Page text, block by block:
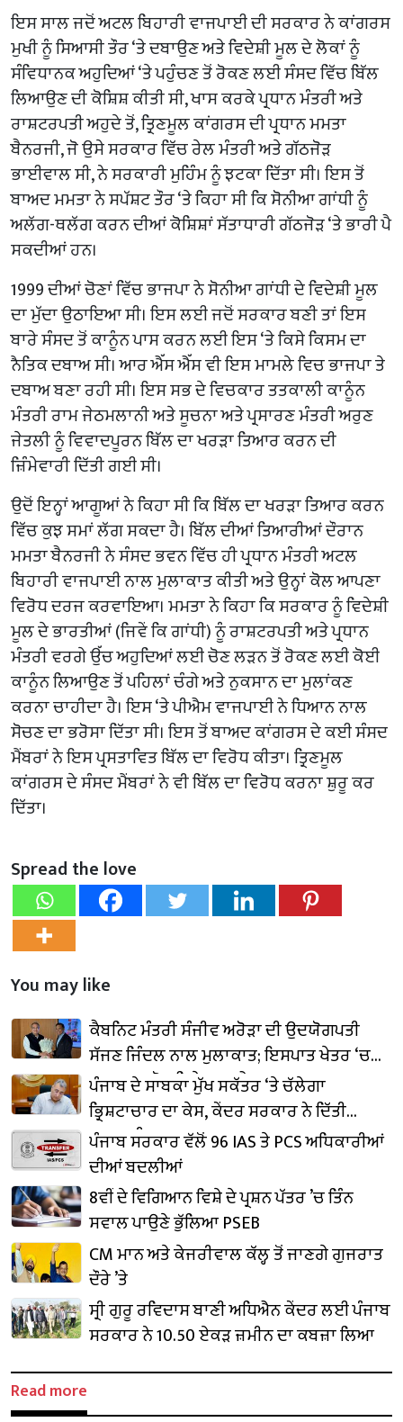
ਇਸ ਸਾਲ ਜਦੋਂ ਅਟਲ ਬਿਹਾਰੀ ਵਾਜਪਾਈ ਦੀ ਸਰਕਾਰ ਨੇ ਕਾਂਗਰਸ
ਮੁਖੀ ਨੂੰ ਸਿਆਸੀ ਤੌਰ ‘ਤੇ ਦਬਾਉਣ ਅਤੇ ਵਿਦੇਸ਼ੀ ਮੂਲ ਦੇ ਲੋਕਾਂ ਨੂੰ
ਸੰਵਿਧਾਨਕ ਅਹੁਦਿਆਂ ‘ਤੇ ਪਹੁੰਚਣ ਤੋਂ ਰੋਕਣ ਲਈ ਸੰਸਦ ਵਿੱਚ ਬਿੱਲ
ਲਿਆਉਣ ਦੀ ਕੋਸ਼ਿਸ਼ ਕੀਤੀ ਸੀ, ਖਾਸ ਕਰਕੇ ਪ੍ਰਧਾਨ ਮੰਤਰੀ ਅਤੇ
ਰਾਸ਼ਟਰਪਤੀ ਅਹੁਦੇ ਤੋਂ, ਤ੍ਰਿਣਮੂਲ ਕਾਂਗਰਸ ਦੀ ਪ੍ਰਧਾਨ ਮਮਤਾ
ਬੈਨਰਜੀ, ਜੋ ਉਸੇ ਸਰਕਾਰ ਵਿੱਚ ਰੇਲ ਮੰਤਰੀ ਅਤੇ ਗੱਠਜੋੜ
ਭਾਈਵਾਲ ਸੀ, ਨੇ ਸਰਕਾਰੀ ਮੁਹਿੰਮ ਨੂੰ ਝਟਕਾ ਦਿੱਤਾ ਸੀ। ਇਸ ਤੋਂ
ਬਾਅਦ ਮਮਤਾ ਨੇ ਸਪੱਸ਼ਟ ਤੌਰ ‘ਤੇ ਕਿਹਾ ਸੀ ਕਿ ਸੋਨੀਆ ਗਾਂਧੀ ਨੂੰ
ਅਲੱਗ-ਥਲੱਗ ਕਰਨ ਦੀਆਂ ਕੋਸ਼ਿਸ਼ਾਂ ਸੱਤਾਧਾਰੀ ਗੱਠਜੋੜ ‘ਤੇ ਭਾਰੀ ਪੈ
ਸਕਦੀਆਂ ਹਨ।
1999 ਦੀਆਂ ਚੋਣਾਂ ਵਿੱਚ ਭਾਜਪਾ ਨੇ ਸੋਨੀਆ ਗਾਂਧੀ ਦੇ ਵਿਦੇਸ਼ੀ ਮੂਲ
ਦਾ ਮੁੱਦਾ ਉਠਾਇਆ ਸੀ। ਇਸ ਲਈ ਜਦੋਂ ਸਰਕਾਰ ਬਣੀ ਤਾਂ ਇਸ
ਬਾਰੇ ਸੰਸਦ ਤੋਂ ਕਾਨੂੰਨ ਪਾਸ ਕਰਨ ਲਈ ਇਸ ‘ਤੇ ਕਿਸੇ ਕਿਸਮ ਦਾ
ਨੈਤਿਕ ਦਬਾਅ ਸੀ। ਆਰ ਐੱਸ ਐੱਸ ਵੀ ਇਸ ਮਾਮਲੇ ਵਿਚ ਭਾਜਪਾ ਤੇ
ਦਬਾਅ ਬਣਾ ਰਹੀ ਸੀ। ਇਸ ਸਭ ਦੇ ਵਿਚਕਾਰ ਤਤਕਾਲੀ ਕਾਨੂੰਨ
ਮੰਤਰੀ ਰਾਮ ਜੇਠਮਲਾਨੀ ਅਤੇ ਸੂਚਨਾ ਅਤੇ ਪ੍ਰਸਾਰਣ ਮੰਤਰੀ ਅਰੁਣ
ਜੇਤਲੀ ਨੂੰ ਵਿਵਾਦਪੂਰਨ ਬਿੱਲ ਦਾ ਖਰੜਾ ਤਿਆਰ ਕਰਨ ਦੀ
ਜ਼ਿੰਮੇਵਾਰੀ ਦਿੱਤੀ ਗਈ ਸੀ।
ਉਦੋਂ ਇਨ੍ਹਾਂ ਆਗੂਆਂ ਨੇ ਕਿਹਾ ਸੀ ਕਿ ਬਿੱਲ ਦਾ ਖਰੜਾ ਤਿਆਰ ਕਰਨ
ਵਿੱਚ ਕੁਝ ਸਮਾਂ ਲੱਗ ਸਕਦਾ ਹੈ। ਬਿੱਲ ਦੀਆਂ ਤਿਆਰੀਆਂ ਦੌਰਾਨ
ਮਮਤਾ ਬੈਨਰਜੀ ਨੇ ਸੰਸਦ ਭਵਨ ਵਿੱਚ ਹੀ ਪ੍ਰਧਾਨ ਮੰਤਰੀ ਅਟਲ
ਬਿਹਾਰੀ ਵਾਜਪਾਈ ਨਾਲ ਮੁਲਾਕਾਤ ਕੀਤੀ ਅਤੇ ਉਨ੍ਹਾਂ ਕੋਲ ਆਪਣਾ
ਵਿਰੋਧ ਦਰਜ ਕਰਵਾਇਆ। ਮਮਤਾ ਨੇ ਕਿਹਾ ਕਿ ਸਰਕਾਰ ਨੂੰ ਵਿਦੇਸ਼ੀ
ਮੂਲ ਦੇ ਭਾਰਤੀਆਂ (ਜਿਵੇਂ ਕਿ ਗਾਂਧੀ) ਨੂੰ ਰਾਸ਼ਟਰਪਤੀ ਅਤੇ ਪ੍ਰਧਾਨ
ਮੰਤਰੀ ਵਰਗੇ ਉੱਚ ਅਹੁਦਿਆਂ ਲਈ ਚੋਣ ਲੜਨ ਤੋਂ ਰੋਕਣ ਲਈ ਕੋਈ
ਕਾਨੂੰਨ ਲਿਆਉਣ ਤੋਂ ਪਹਿਲਾਂ ਚੰਗੇ ਅਤੇ ਨੁਕਸਾਨ ਦਾ ਮੁਲਾਂਕਣ
ਕਰਨਾ ਚਾਹੀਦਾ ਹੈ। ਇਸ ‘ਤੇ ਪੀਐਮ ਵਾਜਪਾਈ ਨੇ ਧਿਆਨ ਨਾਲ
ਸੋਚਣ ਦਾ ਭਰੋਸਾ ਦਿੱਤਾ ਸੀ। ਇਸ ਤੋਂ ਬਾਅਦ ਕਾਂਗਰਸ ਦੇ ਕਈ ਸੰਸਦ
ਮੈਂਬਰਾਂ ਨੇ ਇਸ ਪ੍ਰਸਤਾਵਿਤ ਬਿੱਲ ਦਾ ਵਿਰੋਧ ਕੀਤਾ। ਤ੍ਰਿਣਮੂਲ
ਕਾਂਗਰਸ ਦੇ ਸੰਸਦ ਮੈਂਬਰਾਂ ਨੇ ਵੀ ਬਿੱਲ ਦਾ ਵਿਰੋਧ ਕਰਨਾ ਸ਼ੁਰੂ ਕਰ
ਦਿੱਤਾ।
Spread the love
You may like
ਕੈਬਨਿਟ ਮੰਤਰੀ ਸੰਜੀਵ ਅਰੋੜਾ ਦੀ ਉਦਯੋਗਪਤੀ
ਸੱਜਣ ਜਿੰਦਲ ਨਾਲ ਮੁਲਾਕਾਤ; ਇਸਪਾਤ ਖੇਤਰ ‘ਚ
₹1,500 ਕਰੋੜ ਨਿਵੇਸ਼ ਦਾ ਐਲਾਨ
ਪੰਜਾਬ ਦੇ ਸਾਬਕਾ ਮੁੱਖ ਸਕੱਤਰ ‘ਤੇ ਚੱਲੇਗਾ
ਭ੍ਰਿਸ਼ਟਾਚਾਰ ਦਾ ਕੇਸ, ਕੇਂਦਰ ਸਰਕਾਰ ਨੇ ਦਿੱਤੀ
ਪ੍ਰਵਾਨਗੀ
ਪੰਜਾਬ ਸਰਕਾਰ ਵੱਲੋਂ 96 IAS ਤੇ PCS ਅਧਿਕਾਰੀਆਂ
ਦੀਆਂ ਬਦਲੀਆਂ
8ਵੀਂ ਦੇ ਵਿਗਿਆਨ ਵਿਸ਼ੇ ਦੇ ਪ੍ਰਸ਼ਨ ਪੱਤਰ ’ਚ ਤਿੰਨ
ਸਵਾਲ ਪਾਉਣੇ ਭੁੱਲਿਆ PSEB
CM ਮਾਨ ਅਤੇ ਕੇਜਰੀਵਾਲ ਕੱਲ੍ਹ ਤੋਂ ਜਾਣਗੇ ਗੁਜਰਾਤ
ਦੌਰੇ ’ਤੇ
ਸ੍ਰੀ ਗੁਰੂ ਰਵਿਦਾਸ ਬਾਣੀ ਅਧਿਐਨ ਕੇਂਦਰ ਲਈ ਪੰਜਾਬ
ਸਰਕਾਰ ਨੇ 10.50 ਏਕੜ ਜ਼ਮੀਨ ਦਾ ਕਬਜ਼ਾ ਲਿਆ
Read more